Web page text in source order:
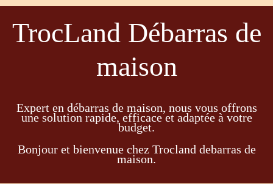
TrocLand Débarras de
maison
Expert en débarras de maison, nous vous offrons
une solution rapide, efficace et adaptée à votre
budget.
Bonjour et bienvenue chez Trocland debarras de
maison.